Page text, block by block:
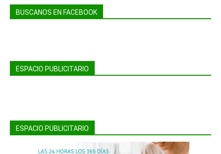
BUSCANOS EN FACEBOOK
ESPACIO PUBLICITARIO
ESPACIO PUBLICITARIO